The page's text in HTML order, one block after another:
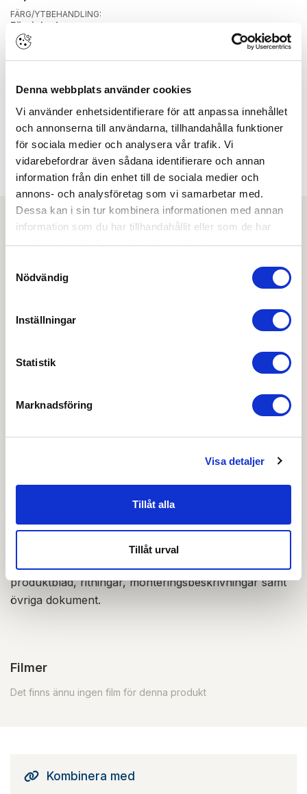
Denna webbplats använder cookies
Vi använder enhetsidentifierare för att anpassa innehållet
och annonserna till användarna, tillhandahålla funktioner
för sociala medier och analysera vår trafik. Vi
vidarebefordrar även sådana identifierare och annan
information från din enhet till de sociala medier och
annons- och analysföretag som vi samarbetar med.
Dessa kan i sin tur kombinera informationen med annan
information som du har tillhandahållit eller som de har
samlat in när du har använt deras tjänster.
Nödvändig
Inställningar
Statistik
Marknadsföring
Visa detaljer
Tillåt alla
Tillåt urval
FÄRG/YTBEHANDLING:
Förzinkad
HÖJD PRODUKT:
Lågrundad knopp
Runda
RULLMÅTT:
42 mm
TJOCKLEK PRODUKT:
3,1 mm
uppdaterade dokument hos leverantören. Vi jobbar
Skapa inloggning, bli företagskund eller logga in för att
beställa, se priser,
produktblad, ritningar, monteringsbeskrivningar samt
övriga dokument.
Filmer
Det finns ännu ingen film för denna produkt
Kombinera med